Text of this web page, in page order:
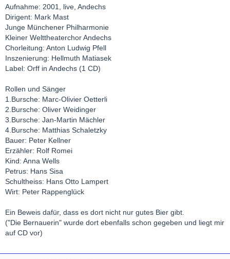
Aufnahme: 2001, live, Andechs
Dirigent: Mark Mast
Junge Münchener Philharmonie
Kleiner Welttheaterchor Andechs
Chorleitung: Anton Ludwig Pfell
Inszenierung: Hellmuth Matiasek
Label: Orff in Andechs (1 CD)
Rollen und Sänger
1.Bursche: Marc-Olivier Oetterli
2.Bursche: Oliver Weidinger
3.Bursche: Jan-Martin Mächler
4.Bursche: Matthias Schaletzky
Bauer: Peter Kellner
Erzähler: Rolf Romei
Kind: Anna Wells
Petrus: Hans Sisa
Schultheiss: Hans Otto Lampert
Wirt: Peter Rappenglück
Ein Beweis dafür, dass es dort nicht nur gutes Bier gibt.
("Die Bernauerin" wurde dort ebenfalls schon gegeben und liegt mir
auf CD vor)